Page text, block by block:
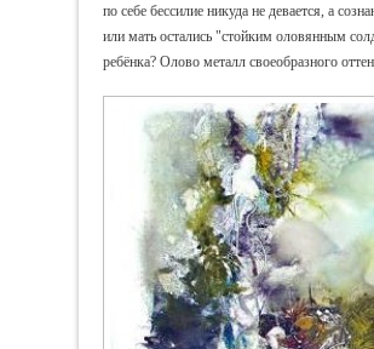
по себе бессилие никуда не девается, а
или мать остались "стойким оловянным
ребёнка? Олово металл своеобразного